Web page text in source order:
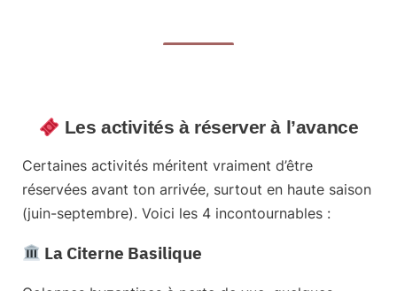
Les activités à réserver à l’avance
Certaines activités méritent vraiment d’être
réservées avant ton arrivée, surtout en haute saison
(juin-septembre). Voici les 4 incontournables :
La Citerne Basilique